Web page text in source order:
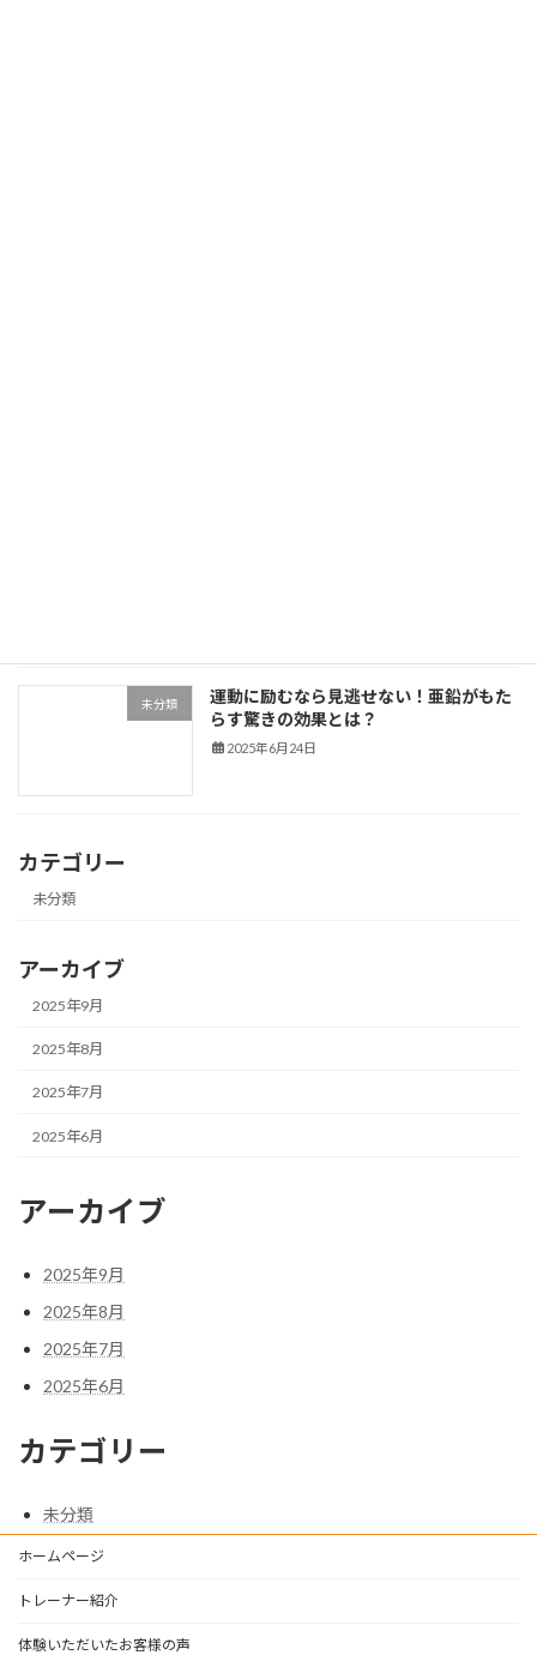
未分類
運動に励むなら見逃せない！亜鉛がもた
らす驚きの効果とは？
2025年6月24日
カテゴリー
未分類
アーカイブ
2025年9月
2025年8月
2025年7月
2025年6月
アーカイブ
2025年9月
2025年8月
2025年7月
2025年6月
カテゴリー
未分類
ホームページ
トレーナー紹介
体験いただいたお客様の声